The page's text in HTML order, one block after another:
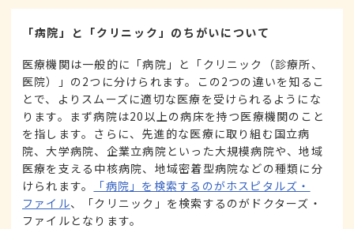
「病院」と「クリニック」のちがいについて
医療機関は一般的に「病院」と「クリニック（診療所、
医院）」の2つに分けられます。この2つの違いを知るこ
とで、よりスムーズに適切な医療を受けられるようにな
ります。まず病院は20以上の病床を持つ医療機関のこと
を指します。さらに、先進的な医療に取り組む国立病
院、大学病院、企業立病院といった大規模病院や、地域
医療を支える中核病院、地域密着型病院などの種類に分
けられます。
「病院」を検索するのがホスピタルズ・
ファイル、「クリニック」を検索するのがドクターズ・
ファイルとなります。